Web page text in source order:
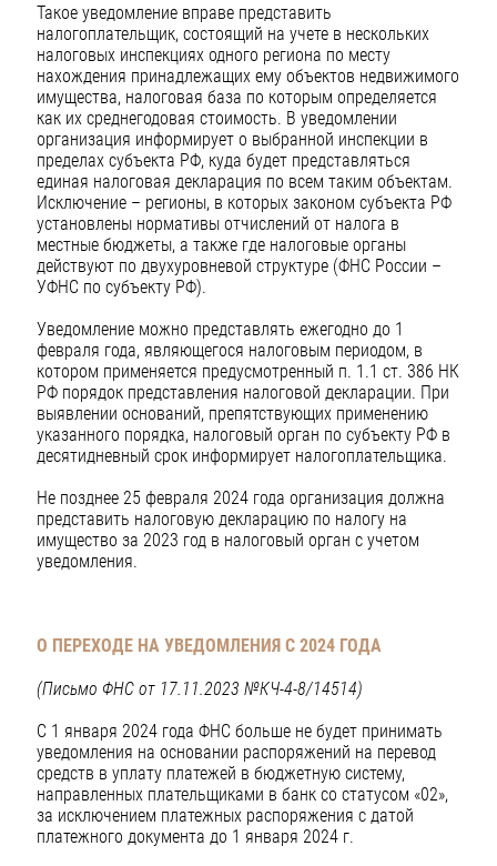
Такое уведомление вправе представить
налогоплательщик, состоящий на учете в нескольких
налоговых инспекциях одного региона по месту
нахождения принадлежащих ему объектов недвижимого
имущества, налоговая база по которым определяется
как их среднегодовая стоимость. В уведомлении
организация информирует о выбранной инспекции в
пределах субъекта РФ, куда будет представляться
единая налоговая декларация по всем таким объектам.
Исключение – регионы, в которых законом субъекта РФ
установлены нормативы отчислений от налога в
местные бюджеты, а также где налоговые органы
действуют по двухуровневой структуре (ФНС России –
УФНС по субъекту РФ).
Уведомление можно представлять ежегодно до 1
февраля года, являющегося налоговым периодом, в
котором применяется предусмотренный п. 1.1 ст. 386 НК
РФ порядок представления налоговой декларации. При
выявлении оснований, препятствующих применению
указанного порядка, налоговый орган по субъекту РФ в
десятидневный срок информирует налогоплательщика.
Не позднее 25 февраля 2024 года организация должна
представить налоговую декларацию по налогу на
имущество за 2023 год в налоговый орган с учетом
уведомления.
О ПЕРЕХОДЕ НА УВЕДОМЛЕНИЯ С 2024 ГОДА
(Письмо ФНС от 17.11.2023 №КЧ-4-8/14514)
С 1 января 2024 года ФНС больше не будет принимать
уведомления на основании распоряжений на перевод
средств в уплату платежей в бюджетную систему,
направленных плательщиками в банк со статусом «02»,
за исключением платежных распоряжения с датой
платежного документа до 1 января 2024 г.